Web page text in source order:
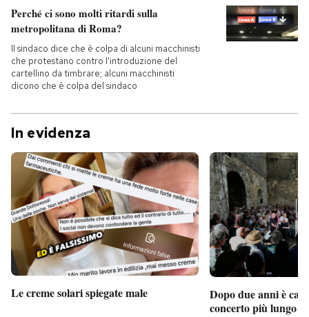
Perché ci sono molti ritardi sulla
metropolitana di Roma?
Il sindaco dice che è colpa di alcuni macchinisti
che protestano contro l'introduzione del
cartellino da timbrare; alcuni macchinisti
dicono che è colpa del sindaco
In evidenza
Le creme solari spiegate male
Dopo due anni è
concerto più lungo